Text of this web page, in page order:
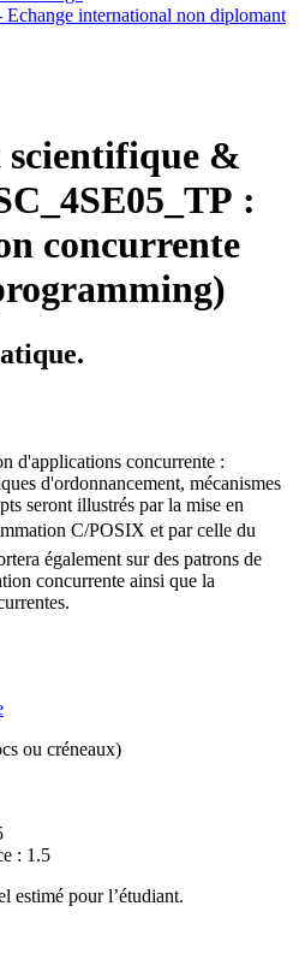
Echange international non diplomant
scientifique &
:
concurrente
d'applications concurrente :
d'ordonnancement, mécanismes
seront illustrés par la mise en
C/POSIX et par celle du
également sur des patrons de
concurrente ainsi que la
ou créneaux)
: 1.5
estimé pour l’étudiant.